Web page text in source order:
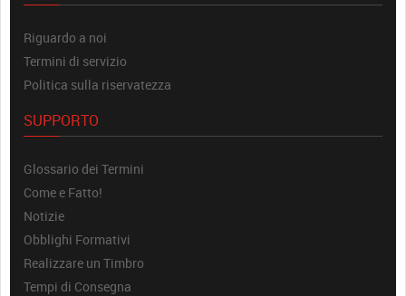
Riguardo a noi
Termini di servizio
Politica sulla riservatezza
SUPPORTO
Glossario dei Termini
Come e Fatto!
Notizie
Obblighi Formativi
Realizzare un Timbro
Tempi di Consegna